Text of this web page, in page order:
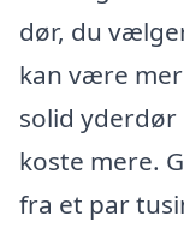
dør, du
kan være
solid yderdør
koste mere.
fra et par